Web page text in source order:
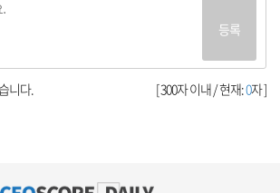
등록
[ 300자 이내 / 현재:0자 ]
니다.